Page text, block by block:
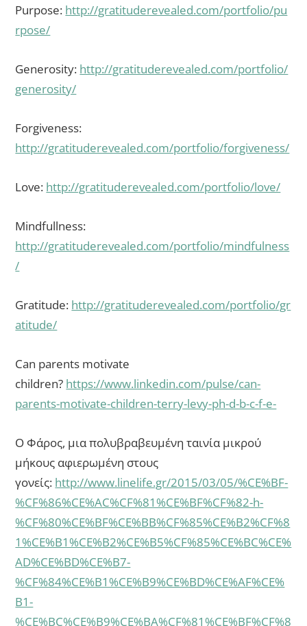
Purpose: http://gratituderevealed.com/portfolio/pu
rpose/
Generosity: http://gratituderevealed.com/portfolio/
generosity/
Forgiveness:
http://gratituderevealed.com/portfolio/forgiveness/
Love: http://gratituderevealed.com/portfolio/love/
Mindfullness:
http://gratituderevealed.com/portfolio/mindfulness
/
Gratitude: http://gratituderevealed.com/portfolio/gr
atitude/
Can parents motivate
children? https://www.linkedin.com/pulse/can-
parents-motivate-children-terry-levy-ph-d-b-c-f-e-
Ο Φάρος, μια πολυβραβευμένη ταινία μικρού
μήκους αφιερωμένη στους
γονείς: http://www.linelife.gr/2015/03/05/%CE%BF-
%CF%86%CE%AC%CF%81%CE%BF%CF%82-h-
%CF%80%CE%BF%CE%BB%CF%85%CE%B2%CF%8
1%CE%B1%CE%B2%CE%B5%CF%85%CE%BC%CE%
AD%CE%BD%CE%B7-
%CF%84%CE%B1%CE%B9%CE%BD%CE%AF%CE%
B1-
%CE%BC%CE%B9%CE%BA%CF%81%CE%BF%CF%8